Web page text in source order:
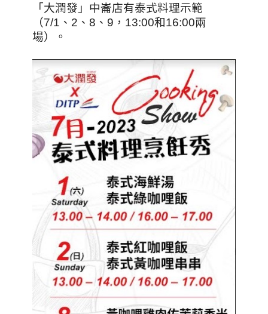
「大潤發」中崙店有泰式料理示範
（7/1、2、8、9，13:00和16:00兩
場）。